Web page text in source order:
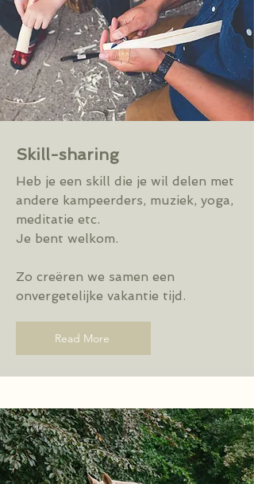
Skill-sharing
Heb je een skill die je wil delen met
andere kampeerders, muziek, yoga,
meditatie etc.
Je bent welkom.
Zo creëren we samen een
onvergetelijke vakantie tijd.
Read More